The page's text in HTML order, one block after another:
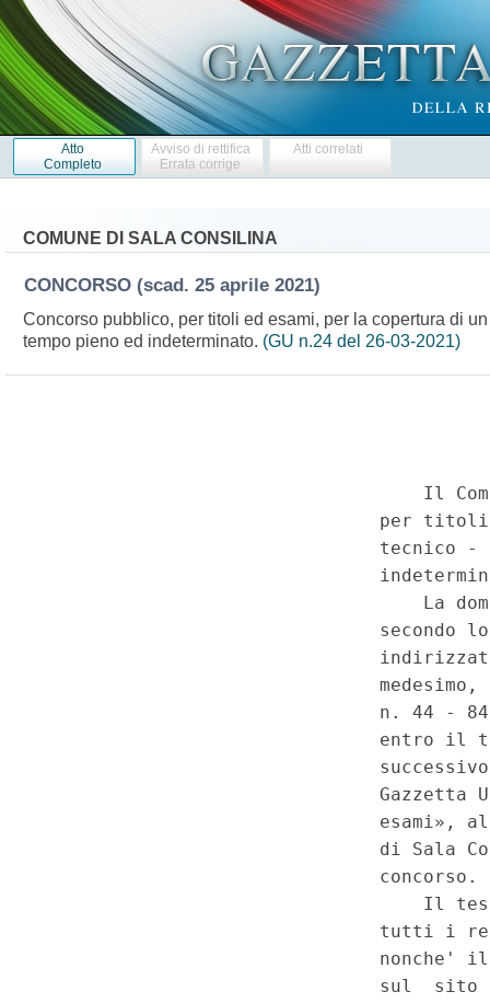
Atto
Completo
Avviso di rettifica
Errata corrige
Atti correlati
COMUNE DI SALA CONSILINA
CONCORSO (scad. 25 aprile 2021)
Concorso pubblico, per titoli ed esami, per la copertura di
tempo pieno ed indeterminato. (GU n.24 del 26-03-2021)